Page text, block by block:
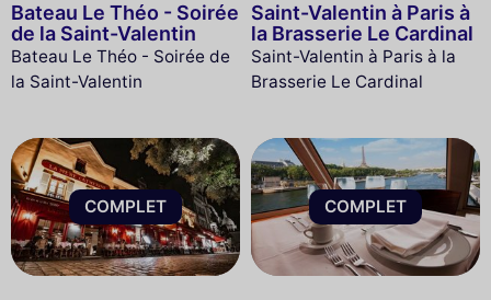
Bateau Le Théo - Soirée
de la Saint-Valentin
Bateau Le Théo - Soirée de
la Saint-Valentin
Saint-Valentin à Paris à
la Brasserie Le Cardinal
Saint-Valentin à Paris à la
Brasserie Le Cardinal
COMPLET COMPLET